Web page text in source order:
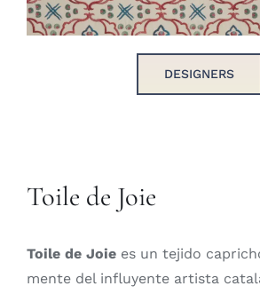
DESIGNERS
Toile de Joie
Toile de Joiees un tejido
mente del influyente artista